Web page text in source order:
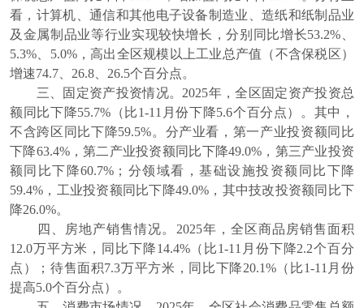
看，计算机、通信和其他电子设备制造业、造纸和纸制品业
及金属制品业等行业实现较快增长，分别同比增长53.2%、
5.3%、5.0%，高出全区规模以上工业总产值（不含保税区）
增速74.7、26.8、26.5个百分点。
三、固定资产投资情况。2025年，全区固定资产投资总
额同比下降55.7%（比1-11月份下降5.6个百分点）。其中，
不含跨区同比下降59.5%。分产业看，第一产业投资额同比
下降63.4%，第二产业投资额同比下降49.0%，第三产业投资
额同比下降60.7%；分领域看，基础设施投资额同比下降
59.4%，工业投资额同比下降49.0%，其中技改投资额同比下
降26.0%。
四、房地产销售情况。2025年，全区商品房销售面积
12.0万平方米，同比下降14.4%（比1-11月份下降2.2个百分
点）；待售面积7.3万平方米，同比下降20.1%（比1-11月份
提高5.0个百分点）。